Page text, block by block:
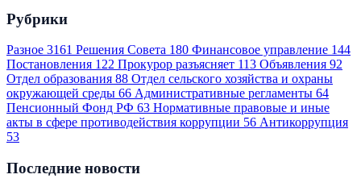
Рубрики
Разное 3161 Решения Совета 180 Финансовое управление 144
Постановления 122 Прокурор разъясняет 113 Объявления 92
Отдел образования 88 Отдел сельского хозяйства и охраны
окружающей среды 66 Административные регламенты 64
Пенсионный Фонд РФ 63 Нормативные правовые и иные
акты в сфере противодействия коррупции 56 Антикоррупция
53
Последние новости